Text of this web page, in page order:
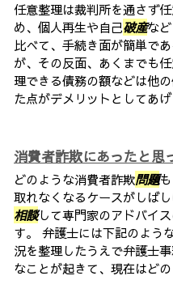
任意整理は裁判所を通さず
め、個人再生や自己破産な
比べて、手続き面が簡単で
が、その反面、あくまでも
理できる債務の額などは他
た点がデメリットとしてあ
消費者詐欺にあったと思
どのような消費者詐欺問題
取れなくなるケースがしば
相談して専門家のアドバイ
す。 弁護士には下記のよう
況を整理したうえで弁護士
なことが起きて、現在はど